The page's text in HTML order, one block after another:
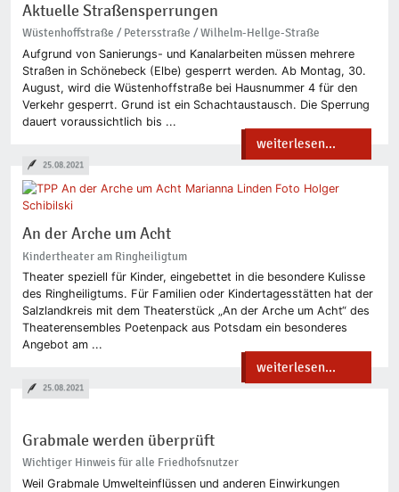
Aktuelle Straßensperrungen
Wüstenhoffstraße / Petersstraße / Wilhelm-Hellge-Straße
Aufgrund von Sanierungs- und Kanalarbeiten müssen mehrere
Straßen in Schönebeck (Elbe) gesperrt werden. Ab Montag, 30.
August, wird die Wüstenhoffstraße bei Hausnummer 4 für den
Verkehr gesperrt. Grund ist ein Schachtaustausch. Die Sperrung
dauert voraussichtlich bis ...
weiterlesen...
An der Arche um Acht
Kindertheater am Ringheiligtum
Theater speziell für Kinder, eingebettet in die besondere Kulisse
des Ringheiligtums. Für Familien oder Kindertagesstätten hat der
Salzlandkreis mit dem Theaterstück „An der Arche um Acht“ des
Theaterensembles Poetenpack aus Potsdam ein besonderes
Angebot am ...
weiterlesen...
25.08.2021
Grabmale werden überprüft
Wichtiger Hinweis für alle Friedhofsnutzer
Weil Grabmale Umwelteinflüssen und anderen Einwirkungen
25.08.2021